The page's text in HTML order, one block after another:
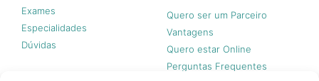
Exames
Especialidades
Dúvidas
Quero ser um Parceiro
Vantagens
Quero estar Online
Perguntas Frequentes